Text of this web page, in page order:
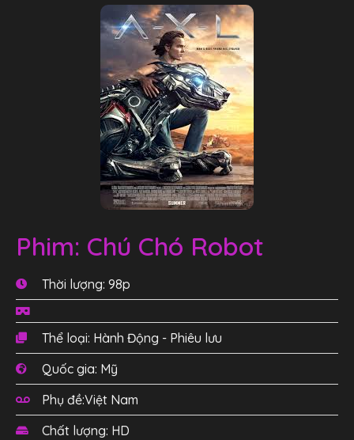
Phim: Chú Chó Robot
Thời lượng: 98p
Thể loại: Hành Động - Phiêu lưu
Quốc gia: Mỹ
Phụ đề:Việt Nam
Chất lượng: HD